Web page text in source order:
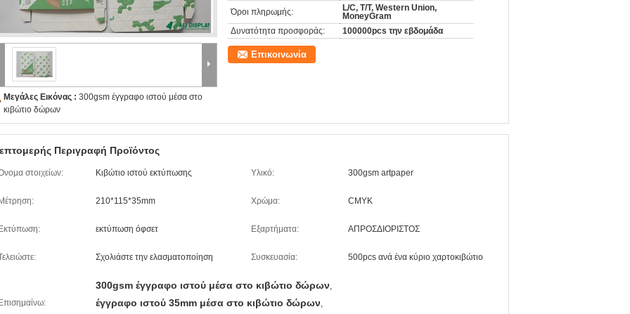
Μεγάλες Εικόνας : 300gsm έγγραφο ιστού μέσα στο
κιβώτιο δώρων
Όροι πληρωμής:
L/C, T/T, Western Union,
MoneyGram
Δυνατότητα προσφοράς:
100000pcs την εβδομάδα
Επικοινωνία
Περιγραφή Προϊόντος
στοιχείων: Κιβώτιο ιστού εκτύπωσης Υλικό: 300gsm artpaper
Μέτρηση: 210*115*35mm Χρώμα: CMYK
Εκτύπωση: εκτύπωση όφσετ Εξαρτήματα: ΑΠΡΟΣΔΙΟΡΙΣΤΟΣ
Σχολιάστε την ελασματοποίηση Συσκευασία: 500pcs ανά ένα κύριο χαρτοκιβώτιο
Επισημαίνω:
300gsm έγγραφο ιστού μέσα στο κιβώτιο δώρων,
έγγραφο ιστού 35mm μέσα στο κιβώτιο δώρων,